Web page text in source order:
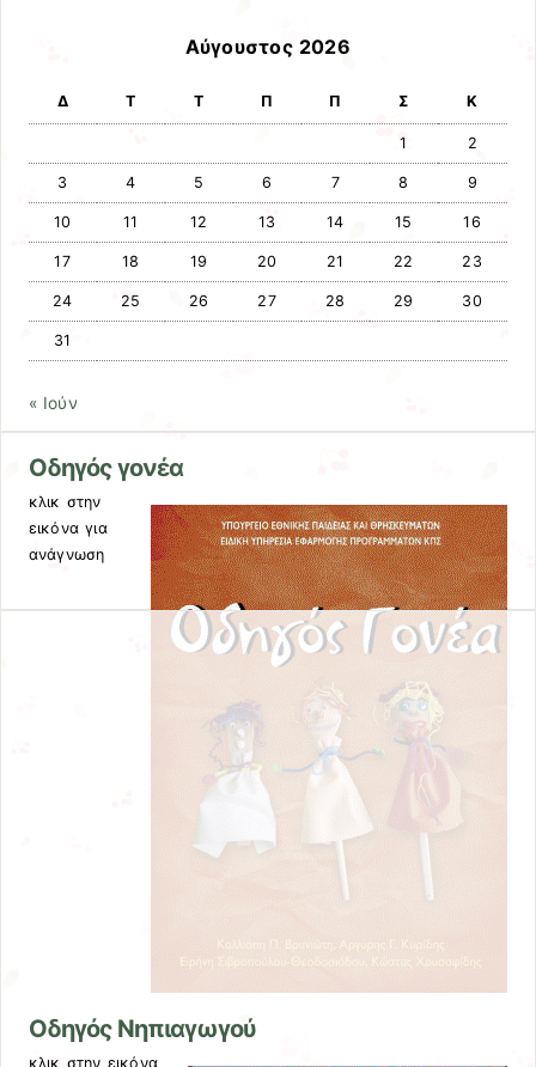
Αύγουστος 2026
Δ Τ Τ Π Π Σ Κ
1 2
3 4 5 6 7 8 9
10 11 12 13 14 15 16
17 18 19 20 21 22 23
24 25 26 27 28 29 30
31
« Ιούν
Οδηγός γονέα
κλικ στην
εικόνα για
ανάγνωση
Oδηγός Nηπιαγωγού
κλικ στην εικόνα